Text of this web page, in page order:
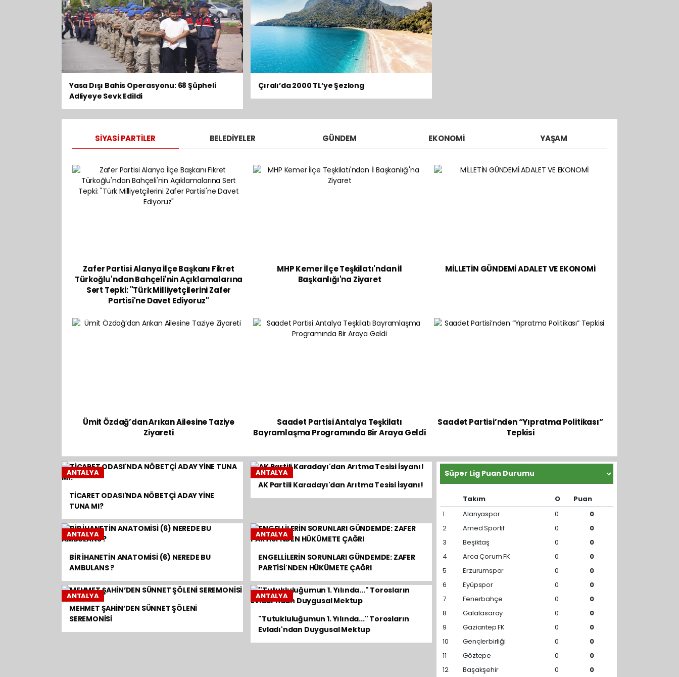
Yasa Dışı Bahis Operasyonu: 68 Şüpheli
Adliyeye Sevk Edildi
Çıralı’da 2000 TL’ye Şezlong
SİYASİ PARTİLER BELEDİYELER GÜNDEM EKONOMİ YAŞAM
Zafer Partisi Alanya İlçe Başkanı Fikret
Türkoğlu'ndan Bahçeli'nin Açıklamalarına
Sert Tepki: "Türk Milliyetçilerini Zafer
Partisi'ne Davet Ediyoruz"
MHP Kemer İlçe Teşkilatı'ndan İl
Başkanlığı'na Ziyaret
MİLLETİN GÜNDEMİ ADALET VE EKONOMİ
Ümit Özdağ’dan Arıkan Ailesine Taziye
Ziyareti
Saadet Partisi Antalya Teşkilatı
Bayramlaşma Programında Bir Araya Geldi
Saadet Partisi’nden “Yıpratma Politikası”
Tepkisi
ANTALYA
TİCARET ODASI'NDA NÖBETÇİ ADAY YİNE
TUNA MI?
ANTALYA
AK Partili Karadayı'dan Arıtma Tesisi İsyanı!
ANTALYA
BİR İHANETİN ANATOMİSİ (6) NEREDE BU
AMBULANS ?
ANTALYA
ENGELLİLERİN SORUNLARI GÜNDEMDE: ZAFER
PARTİSİ'NDEN HÜKÜMETE ÇAĞRI
ANTALYA
MEHMET ŞAHİN’DEN SÜNNET ŞÖLENİ
SEREMONİSİ
ANTALYA
"Tutukluluğumun 1. Yılında..." Torosların
Evladı'ndan Duygusal Mektup
Takım O
Puan
1
Alanyaspor 0
0
2
Amed Sportif 0
0
3
Beşiktaş 0
0
4
Arca Çorum FK 0
0
5
Erzurumspor 0
0
6
Eyüpspor 0
0
7
Fenerbahçe 0
0
8
Galatasaray 0
0
9
Gaziantep FK 0
0
10
Gençlerbirliği 0
0
11
Göztepe 0
0
12
Başakşehir 0 0